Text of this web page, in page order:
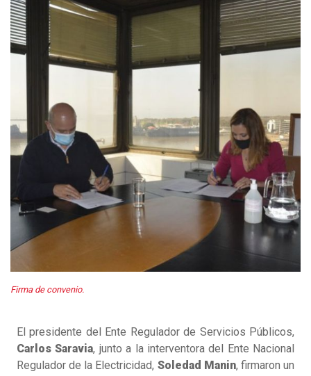
Firma de convenio.
El presidente del Ente Regulador de Servicios Públicos,
Carlos Saravia, junto a la interventora del Ente Nacional
Regulador de la Electricidad, Soledad Manin, firmaron un